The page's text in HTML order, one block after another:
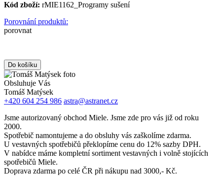
Kód zboží: rMIE1162_Programy sušení
Porovnání produktů:
porovnat
Obsluhuje Vás
Tomáš Matýsek
+420 604 254 986 astra@astranet.cz
Jsme autorizovaný obchod Miele. Jsme zde pro vás již od roku
2000.
Spotřebič namontujeme a do obsluhy vás zaškolíme zdarma.
U vestavných spotřebičů překlopíme cenu do 12% sazby DPH.
V nabídce máme kompletní sortiment vestavných i volně stojících
spotřebičů Miele.
Doprava zdarma po celé ČR při nákupu nad 3000,- Kč.